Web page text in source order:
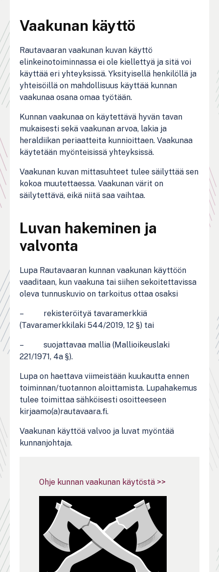
Vaakunan käyttö
Rautavaaran vaakunan kuvan käyttö
elinkeinotoiminnassa ei ole kiellettyä ja sitä voi
käyttää eri yhteyksissä. Yksityisellä henkilöllä ja
yhteisöillä on mahdollisuus käyttää kunnan
vaakunaa osana omaa työtään.
Kunnan vaakunaa on käytettävä hyvän tavan
mukaisesti sekä vaakunan arvoa, lakia ja
heraldiikan periaatteita kunnioittaen. Vaakunaa
käytetään myönteisissä yhteyksissä.
Vaakunan kuvan mittasuhteet tulee säilyttää sen
kokoa muutettaessa. Vaakunan värit on
säilytettävä, eikä niitä saa vaihtaa.
Luvan hakeminen ja
valvonta
Lupa Rautavaaran kunnan vaakunan käyttöön
vaaditaan, kun vaakuna tai siihen sekoitettavissa
oleva tunnuskuvio on tarkoitus ottaa osaksi
– rekisteröityä tavaramerkkiä
(Tavaramerkkilaki 544/2019, 12 §) tai
– suojattavaa mallia (Mallioikeuslaki
221/1971, 4a §).
Lupa on haettava viimeistään kuukautta ennen
toiminnan/tuotannon aloittamista. Lupahakemus
tulee toimittaa sähköisesti osoitteeseen
kirjaamo(a)rautavaara.fi.
Vaakunan käyttöä valvoo ja luvat myöntää
kunnanjohtaja.
Ohje kunnan vaakunan käytöstä >>